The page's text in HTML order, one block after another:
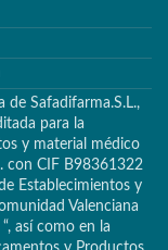
de Safadifarma.S.L.,
para la
y material médico
con CIF B98361322
Establecimientos y
Valenciana
así como en la